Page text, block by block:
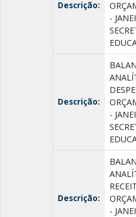
Descrição:
-
Descrição:
-
Descrição:
-